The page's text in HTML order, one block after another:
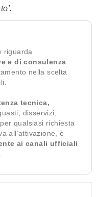
riguarda
e di consulenza
nella scelta
tecnica,
disservizi,
qualsiasi richiesta
all’attivazione, è
ai canali ufficiali